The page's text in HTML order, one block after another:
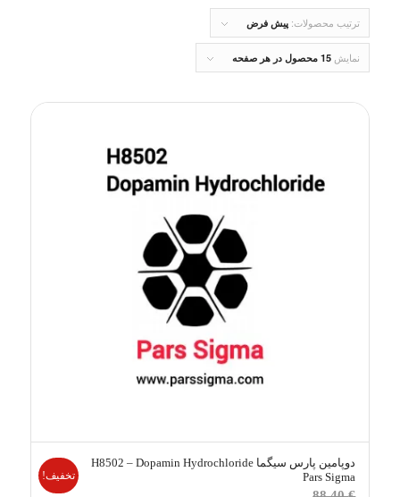
ترتیب محصولات: پیش فرض
نمایش 15 محصول در هر صفحه
دوپامین پارس سیگما H8502 – Dopamin Hydrochloride
Pars Sigma
قیمت
تخفیف!